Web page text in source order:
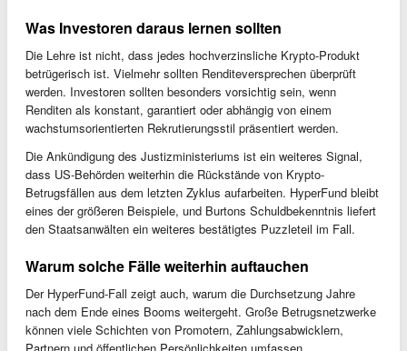
Was Investoren daraus lernen sollten
Die Lehre ist nicht, dass jedes hochverzinsliche Krypto-Produkt
betrügerisch ist. Vielmehr sollten Renditeversprechen überprüft
werden. Investoren sollten besonders vorsichtig sein, wenn
Renditen als konstant, garantiert oder abhängig von einem
wachstumsorientierten Rekrutierungsstil präsentiert werden.
Die Ankündigung des Justizministeriums ist ein weiteres Signal,
dass US-Behörden weiterhin die Rückstände von Krypto-
Betrugsfällen aus dem letzten Zyklus aufarbeiten. HyperFund bleibt
eines der größeren Beispiele, und Burtons Schuldbekenntnis liefert
den Staatsanwälten ein weiteres bestätigtes Puzzleteil im Fall.
Warum solche Fälle weiterhin auftauchen
Der HyperFund-Fall zeigt auch, warum die Durchsetzung Jahre
nach dem Ende eines Booms weitergeht. Große Betrugsnetzwerke
können viele Schichten von Promotern, Zahlungsabwicklern,
Partnern und öffentlichen Persönlichkeiten umfassen.